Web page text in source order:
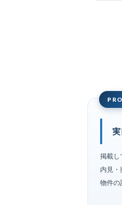
掲載し
内見
物件の